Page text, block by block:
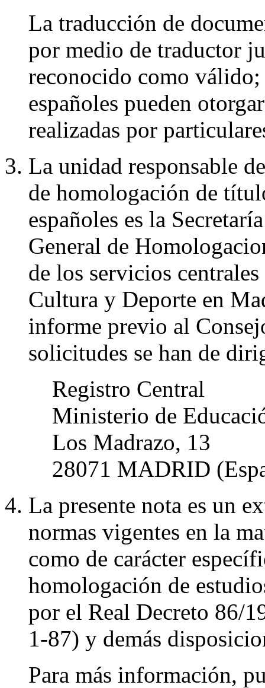
La traducción de
por medio de traductor
reconocido como
españoles pueden
realizadas por
La unidad responsable
de homologación de
españoles es la
General de
de los servicios
Cultura y Deporte en
informe previo al
solicitudes se han de
Registro Central
Ministerio de
Los Madrazo, 13
28071 MADRID
La presente nota es un
normas vigentes en la
como de carácter
homologación de
por el Real Decreto 86/
1-87) y demás
Para más información,